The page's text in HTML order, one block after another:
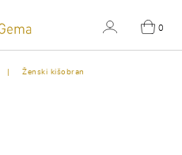
0
Ženski kišobran